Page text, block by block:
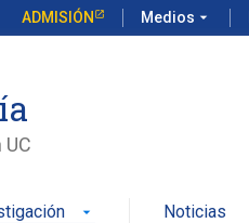
ADMISIÓN Medios arrow_drop_down
arrow_drop_down Noticias